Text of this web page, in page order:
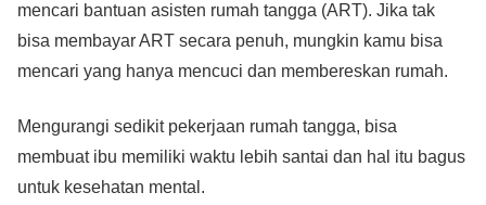
mencari bantuan asisten rumah tangga (ART). Jika tak
bisa membayar ART secara penuh, mungkin kamu bisa
mencari yang hanya mencuci dan membereskan rumah.
Mengurangi sedikit pekerjaan rumah tangga, bisa
membuat ibu memiliki waktu lebih santai dan hal itu bagus
untuk kesehatan mental.